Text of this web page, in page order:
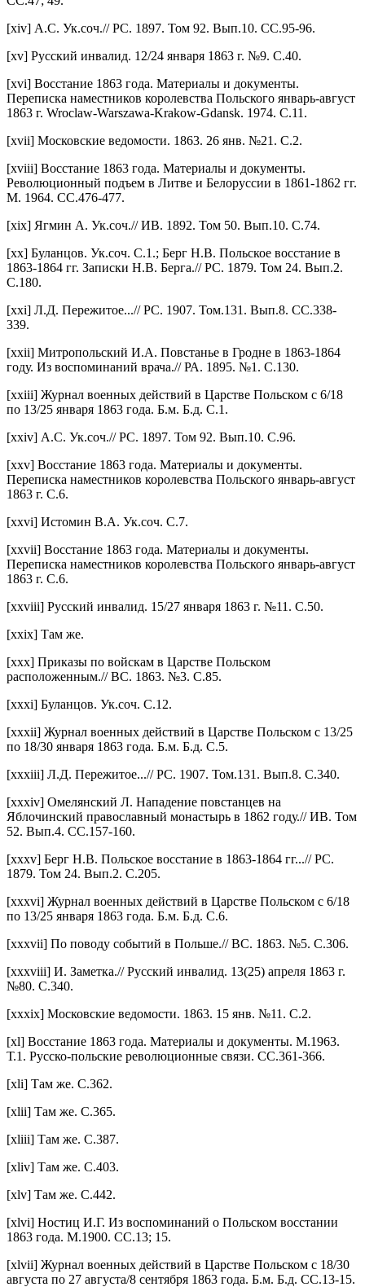
[xiv] А.С. Ук.соч.// РС. 1897. Том 92. Вып.10. СС.95-96.
[xv] Русский инвалид. 12/24 января 1863 г. №9. С.40.
[xvi] Восстание 1863 года. Материалы и документы.
Переписка наместников королевства Польского январь-август
1863 г. Wroclaw-Warszawa-Krakow-Gdansk. 1974. С.11.
[xvii] Московские ведомости. 1863. 26 янв. №21. С.2.
[xviii] Восстание 1863 года. Материалы и документы.
Революционный подъем в Литве и Белоруссии в 1861-1862 гг.
М. 1964. СС.476-477.
[xix] Ягмин А. Ук.соч.// ИВ. 1892. Том 50. Вып.10. С.74.
[xx] Буланцов. Ук.соч. С.1.; Берг Н.В. Польское восстание в
1863-1864 гг. Записки Н.В. Берга.// РС. 1879. Том 24. Вып.2.
С.180.
[xxi] Л.Д. Пережитое...// РС. 1907. Том.131. Вып.8. СС.338-
339.
[xxii] Митропольский И.А. Повстанье в Гродне в 1863-1864
году. Из воспоминаний врача.// РА. 1895. №1. С.130.
[xxiii] Журнал военных действий в Царстве Польском с 6/18
по 13/25 января 1863 года. Б.м. Б.д. С.1.
[xxiv] А.С. Ук.соч.// РС. 1897. Том 92. Вып.10. С.96.
[xxv] Восстание 1863 года. Материалы и документы.
Переписка наместников королевства Польского январь-август
1863 г. С.6.
[xxvi] Истомин В.А. Ук.соч. С.7.
[xxvii] Восстание 1863 года. Материалы и документы.
Переписка наместников королевства Польского январь-август
1863 г. С.6.
[xxviii] Русский инвалид. 15/27 января 1863 г. №11. С.50.
[xxix] Там же.
[xxx] Приказы по войскам в Царстве Польском
расположенным.// ВС. 1863. №3. С.85.
[xxxi] Буланцов. Ук.соч. С.12.
[xxxii] Журнал военных действий в Царстве Польском с 13/25
по 18/30 января 1863 года. Б.м. Б.д. С.5.
[xxxiii] Л.Д. Пережитое...// РС. 1907. Том.131. Вып.8. С.340.
[xxxiv] Омелянский Л. Нападение повстанцев на
Яблочинский православный монастырь в 1862 году.// ИВ. Том
52. Вып.4. СС.157-160.
[xxxv] Берг Н.В. Польское восстание в 1863-1864 гг...// РС.
1879. Том 24. Вып.2. С.205.
[xxxvi] Журнал военных действий в Царстве Польском с 6/18
по 13/25 января 1863 года. Б.м. Б.д. С.6.
[xxxvii] По поводу событий в Польше.// ВС. 1863. №5. С.306.
[xxxviii] И. Заметка.// Русский инвалид. 13(25) апреля 1863 г.
№80. С.340.
[xxxix] Московские ведомости. 1863. 15 янв. №11. С.2.
[xl] Восстание 1863 года. Материалы и документы. М.1963.
Т.1. Русско-польские революционные связи. СС.361-366.
[xli] Там же. С.362.
[xlii] Там же. С.365.
[xliii] Там же. С.387.
[xliv] Там же. С.403.
[xlv] Там же. С.442.
[xlvi] Ностиц И.Г. Из воспоминаний о Польском восстании
1863 года. М.1900. СС.13; 15.
[xlvii] Журнал военных действий в Царстве Польском с 18/30
августа по 27 августа/8 сентября 1863 года. Б.м. Б.д. СС.13-15.